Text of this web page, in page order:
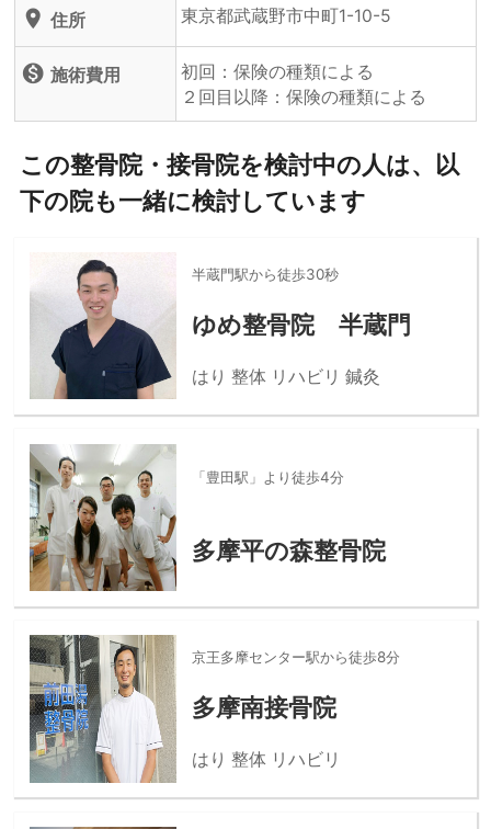
location_on 住所 東京都武蔵野市中町1-10-5
monetization_on 施術費用
初回：保険の種類による
２回目以降：保険の種類による
この整骨院・接骨院を検討中の人は、以
下の院も一緒に検討しています
半蔵門駅から徒歩30秒
ゆめ整骨院 半蔵門
はり 整体 リハビリ 鍼灸
「豊田駅」より徒歩4分
多摩平の森整骨院
京王多摩センター駅から徒歩8分
多摩南接骨院
はり 整体 リハビリ